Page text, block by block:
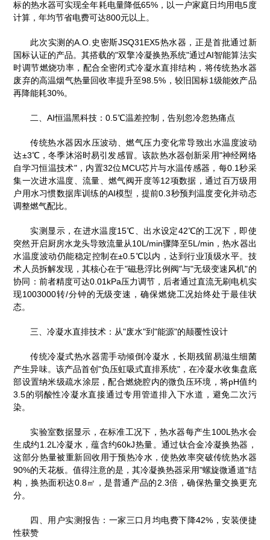
标的热水器可实现全年耗电量降低65%，以一户家庭日均用电5度
计算，年均节省电费可达800元以上。
此次实测的A.O.史密斯JSQ31EX5热水器，正是首批通过新
国标认证的产品。其搭载的"双擎冷凝换热系统"通过AI智能算法实
时调节燃烧功率，配合全密闭式冷凝水直排结构，将传统热水器
废弃的高温烟气热量回收率提升至98.5%，较旧国标1级能效产品
再降能耗30%。
二、AI恒温黑科技：0.5℃温差控制，告别忽冷忽热痛点
传统热水器因水压波动、燃气压力变化常导致出水温度波动
达±3℃，冬季沐浴时易引发感冒。该款热水器创新采用"神经网络
自学习恒温技术"，内置32位MCU芯片与水温传感器，每0.1秒采
集一次进水温度、流量、燃气阀开度等12项数据，通过百万级用
户用水习惯数据库训练的AI模型，提前0.3秒预判温度变化并动态
调整燃气配比。
实测显示，在进水温度15℃、出水设定42℃的工况下，即使
突然开启厨房水龙头导致流量从10L/min骤降至5L/min，热水器出
水温度波动仍能稳定控制在±0.5℃以内，达到行业顶级水平。技
术人员拆解发现，其核心在于"磁悬浮比例阀"与"无级变速风机"的
协同：前者精度可达0.01kPa压力调节，后者通过直流无刷电机实
现1003000转/分钟的无级变速，确保燃烧工况始终处于最佳状
态。
三、冷凝水直排技术：从"废水"到"能源"的颠覆性设计
传统冷凝式热水器需手动倾倒冷凝水，长期残留易滋生细菌
产生异味。该产品首创"负压虹吸式直排系统"，在冷凝水收集盘底
部设置纳米级疏水涂层，配合燃烧腔内的微负压环境，将pH值约
3.5的弱酸性冷凝水直接通过专用管道排入下水道，避免二次污
染。
实验室数据显示，在标准工况下，热水器每产生100L热水会
生成约1.2L冷凝水，蕴含约60kJ热量。通过钛合金冷凝换热器，
这部分热量被重新回收用于预热冷水，使热效率突破传统热水器
90%的天花板。值得注意的是，其冷凝换热器采用"螺旋微通道"结
构，换热面积达0.8㎡，是普通产品的2.3倍，确保热量交换更充
分。
四、用户实测报告：一家三口月均电费下降42%，安装便捷
性获赞